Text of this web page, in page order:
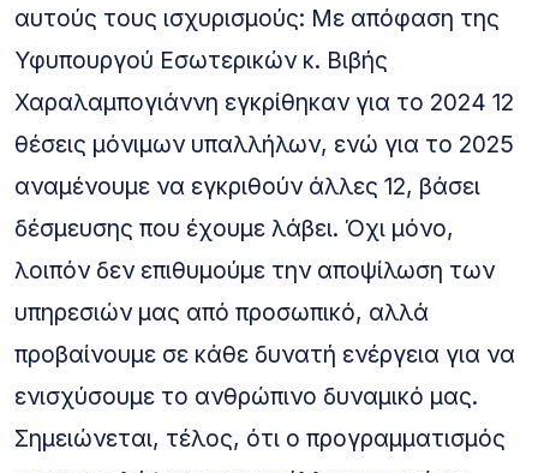
αυτούς τους ισχυρισμούς: Με απόφαση της
Υφυπουργού Εσωτερικών κ. Βιβής
Χαραλαμπογιάννη εγκρίθηκαν για το 2024 12
θέσεις μόνιμων υπαλλήλων, ενώ για το 2025
αναμένουμε να εγκριθούν άλλες 12, βάσει
δέσμευσης που έχουμε λάβει. Όχι μόνο,
λοιπόν δεν επιθυμούμε την αποψίλωση των
υπηρεσιών μας από προσωπικό, αλλά
προβαίνουμε σε κάθε δυνατή ενέργεια για να
ενισχύσουμε το ανθρώπινο δυναμικό μας.
Σημειώνεται, τέλος, ότι ο προγραμματισμός